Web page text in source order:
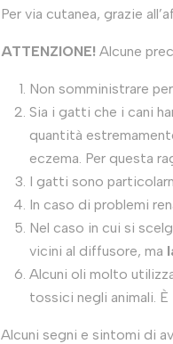
Per via cutanea, grazie
ATTENZIONE! Alcune
Non somministrare
Sia i gatti che i cani
quantità
eczema. Per questa
I gatti sono
In caso di problemi
Nel caso in cui si
vicini al diffusore, ma
Alcuni oli molto
tossici negli animali.
Alcuni segni e sintomi di